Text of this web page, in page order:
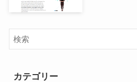
カテゴリー